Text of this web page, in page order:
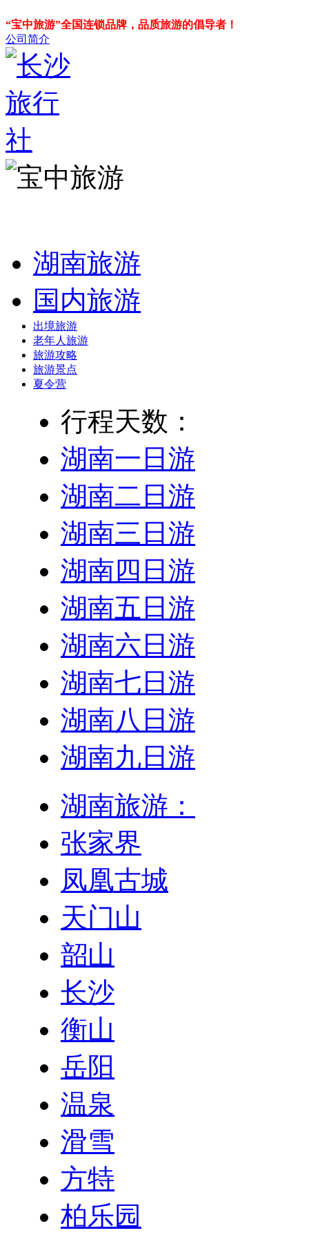
“宝中旅游”全国连锁品牌，品质旅游的倡导者！
公司简介
湖南旅游
国内旅游
出境旅游
老年人旅游
旅游攻略
旅游景点
夏令营
行程天数：
湖南一日游
湖南二日游
湖南三日游
湖南四日游
湖南五日游
湖南六日游
湖南七日游
湖南八日游
湖南九日游
湖南旅游：
张家界
凤凰古城
天门山
韶山
长沙
衡山
岳阳
温泉
滑雪
方特
柏乐园